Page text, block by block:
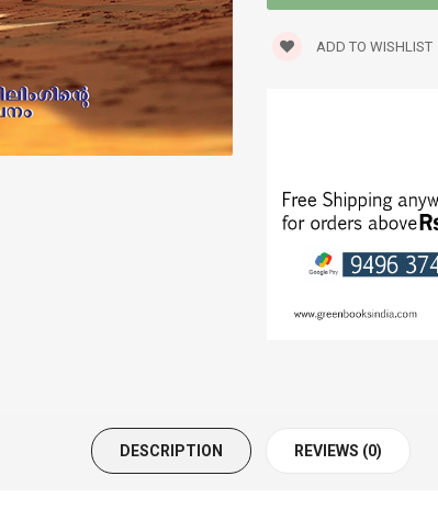
ADD TO WISHLIST
DESCRIPTION REVIEWS (0)